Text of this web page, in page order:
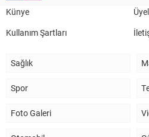
TEKİRDAĞ İL EMNİYET
Künye
Kullanım Şartları
Sağlık
Spor
Foto Galeri